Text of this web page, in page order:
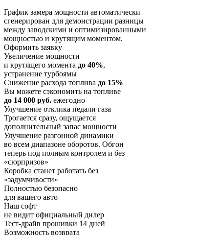
График замера мощности автоматически
сгенерирован для демонстрации разницы
между заводскими и оптимизированными
мощностью и крутящим моментом.
Оформить заявку
Увеличение мощности
и крутящего момента до 40%,
устранение турбоямы
Снижение расхода топлива до 15%
Вы можете сэкономить на топливе
до 14 000 руб. ежегодно
Улучшение отклика педали газа
Трогается сразу, ощущается
дополнительный запас мощности
Улучшение разгонной динамики
во всем диапазоне оборотов. Обгон
теперь под полным контролем и без
«сюрпризов»
Коробка станет работать без
«задумчивости»
Полностью безопасно
для вашего авто
Наш софт
не видит официальный дилер
Тест-драйв прошивки 14 дней
Возможность возврата